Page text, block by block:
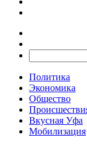
Политика
Экономика
Общество
Вкусная Уфа
Мобилизация